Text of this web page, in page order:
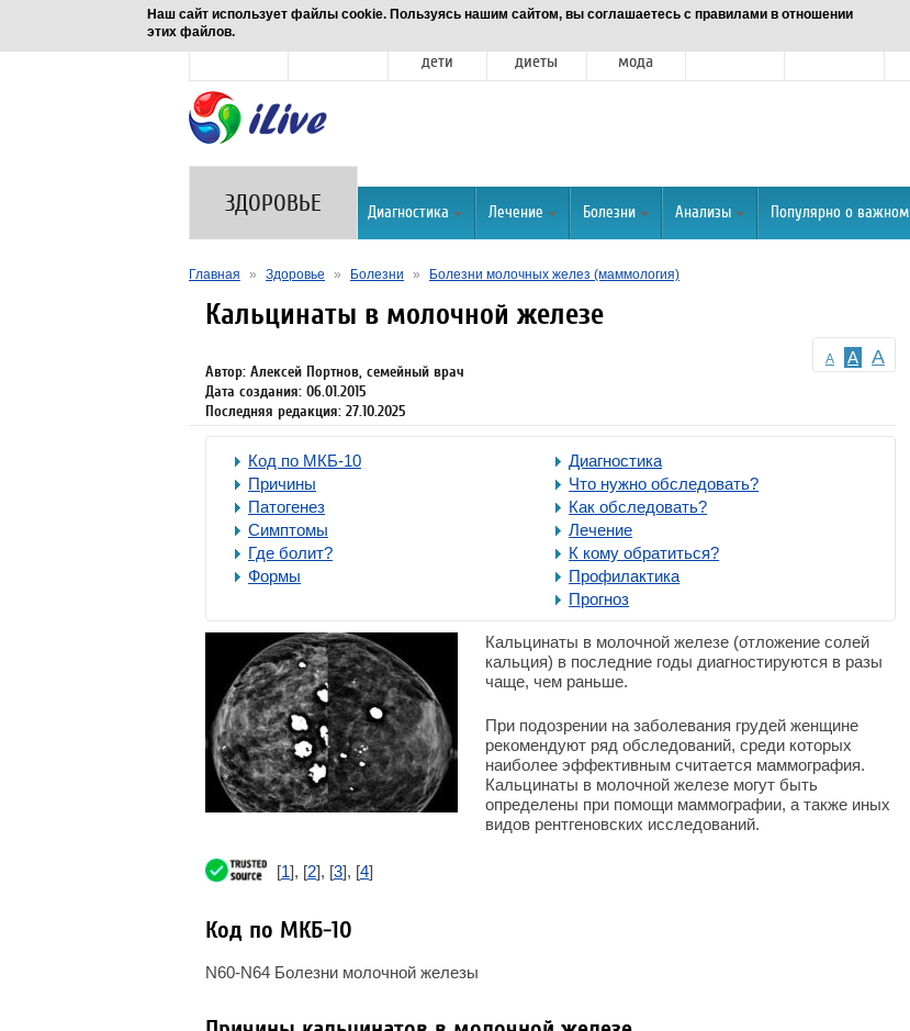
Наш сайт использует файлы cookie. Пользуясь нашим сайтом, вы соглашаетесь с правилами в отношении
этих файлов.Новости
дети
диеты
мода
ЗДОРОВЬЕ Диагностика Лечение Болезни Анализы Популярно о важном
Главная » Здоровье » Болезни » Болезни молочных желез (маммология)
A A A
Кальцинаты в молочной железе
Автор: Алексей Портнов, семейный врач
Дата создания: 06.01.2015
Последняя редакция: 27.10.2025
Код по МКБ-10
Причины
Патогенез
Симптомы
Где болит?
Формы
Диагностика
Что нужно обследовать?
Как обследовать?
Лечение
К кому обратиться?
Профилактика
Прогноз
Кальцинаты в молочной железе (отложение солей
кальция) в последние годы диагностируются в разы
чаще, чем раньше.
При подозрении на заболевания грудей женщине
рекомендуют ряд обследований, среди которых
наиболее эффективным считается маммография.
Кальцинаты в молочной железе могут быть
определены при помощи маммографии, а также иных
видов рентгеновских исследований.
[1], [2], [3], [4]
Код по МКБ-10
N60-N64 Болезни молочной железы